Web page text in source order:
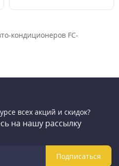
всех акций и скидок?
на нашу рассылку
Подписаться